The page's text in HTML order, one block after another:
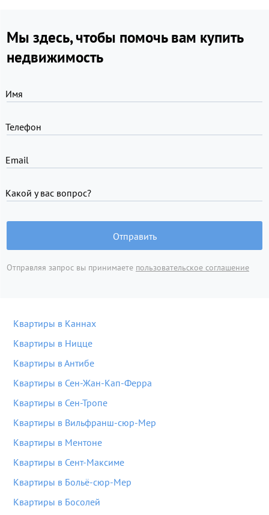
Мы здесь, чтобы помочь вам купить
недвижимость
Имя
Телефон
Email
Какой у вас вопрос?
Отправить
Отправляя запрос вы принимаете пользовательское соглашение
Квартиры в Каннах
Квартиры в Ницце
Квартиры в Антибе
Квартиры в Сен-Жан-Кап-Ферра
Квартиры в Сен-Тропе
Квартиры в Вильфранш-сюр-Мер
Квартиры в Ментоне
Квартиры в Сент-Максиме
Квартиры в Больё-сюр-Мер
Квартиры в Босолей